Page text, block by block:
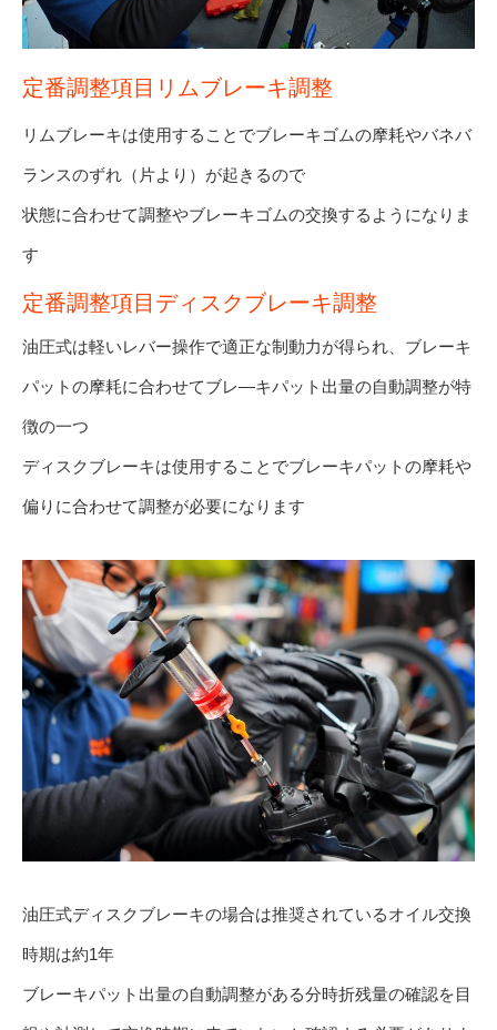
定番調整項目リムブレーキ調整
リムブレーキは使用することでブレーキゴムの摩耗やバネバ
ランスのずれ（片より）が起きるので
状態に合わせて調整やブレーキゴムの交換するようになりま
す
定番調整項目ディスクブレーキ調整
油圧式は軽いレバー操作で適正な制動力が得られ、ブレーキ
パットの摩耗に合わせてブレ―キパット出量の自動調整が特
徴の一つ
ディスクブレーキは使用することでブレーキパットの摩耗や
偏りに合わせて調整が必要になります
油圧式ディスクブレーキの場合は推奨されているオイル交換
時期は約1年
ブレーキパット出量の自動調整がある分時折残量の確認を目